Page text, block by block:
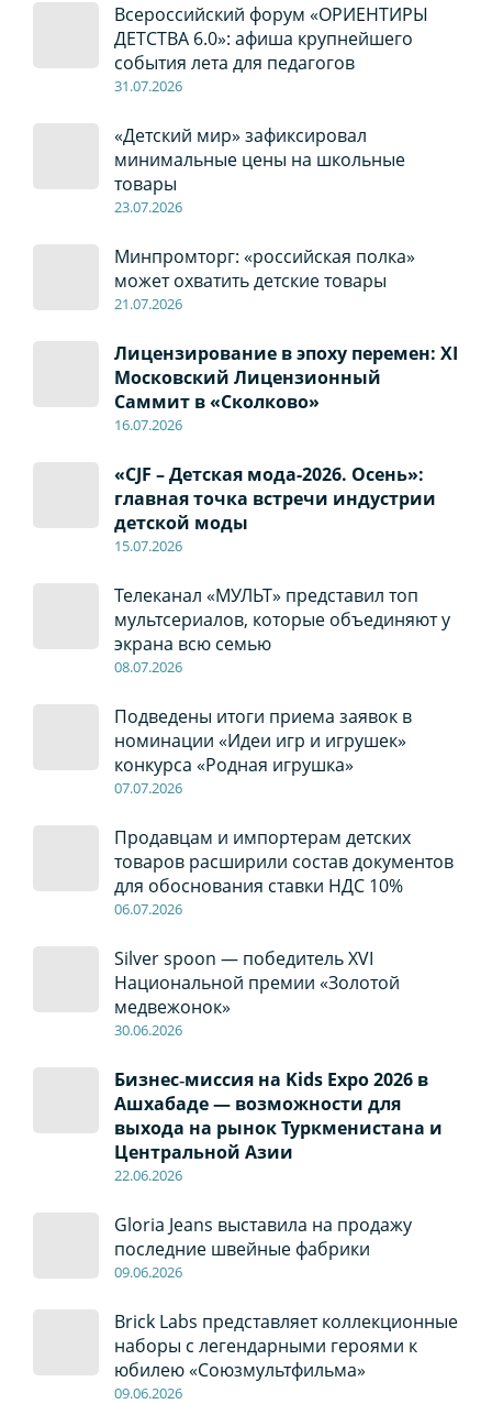
Всероссийский форум «ОРИЕНТИРЫ
ДЕТСТВА 6.0»: афиша крупнейшего
события лета для педагогов
31.07.2026
«Детский мир» зафиксировал
минимальные цены на школьные
товары
23.07.2026
Минпромторг: «российская полка»
может охватить детские товары
21.07.2026
Лицензирование в эпоху перемен: XI
Московский Лицензионный
Саммит в «Сколково»
16.07.2026
«CJF – Детская мода-2026. Осень»:
главная точка встречи индустрии
детской моды
15.07.2026
Телеканал «МУЛЬТ» представил топ
мультсериалов, которые объединяют у
экрана всю семью
08.07.2026
Подведены итоги приема заявок в
номинации «Идеи игр и игрушек»
конкурса «Родная игрушка»
07.07.2026
Продавцам и импортерам детских
товаров расширили состав документов
для обоснования ставки НДС 10%
06.07.2026
Silver spoon — победитель XVI
Национальной премии «Золотой
медвежонок»
30.06.2026
Бизнес‑миссия на Kids Expo 2026 в
Ашхабаде — возможности для
выхода на рынок Туркменистана и
Центральной Азии
22.06.2026
Gloria Jeans выставила на продажу
последние швейные фабрики
09.06.2026
Brick Labs представляет коллекционные
наборы с легендарными героями к
юбилею «Союзмультфильма»
09.06.2026